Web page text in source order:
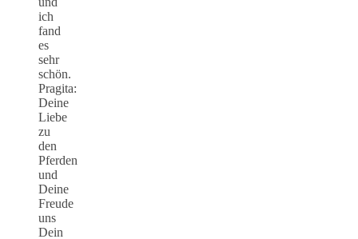
ich
fand
es
sehr
schön.
Pragita:
Deine
Liebe
zu
den
Pferden
und
Deine
Freude
uns
Dein